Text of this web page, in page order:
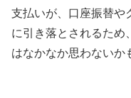
支払いが、口座振替や
に引き落とされるため
はなかなか思わないか